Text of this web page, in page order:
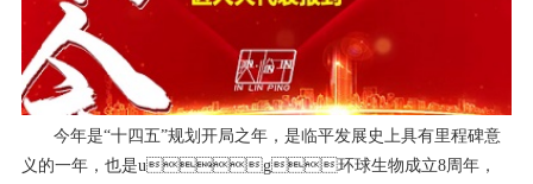
今年是“十四五”规划开局之年，是临平发展史上具有里程碑意
义的一年，也是ug环球生物成立8周年，